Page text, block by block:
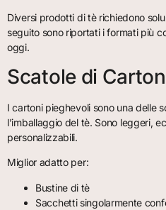
Diversi prodotti di tè richiedono
seguito sono riportati i formati più
oggi.
Scatole di
I cartoni pieghevoli sono una delle
l’imballaggio del tè. Sono leggeri,
personalizzabili.
Miglior adatto per:
Bustine di tè
Sacchetti singolarmente